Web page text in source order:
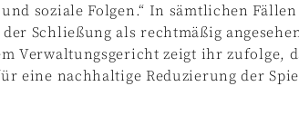
soziale Folgen.“ In sämtlichen Fällen
Schließung als rechtmäßig
Verwaltungsgericht zeigt ihr zufolge,
eine nachhaltige Reduzierung der